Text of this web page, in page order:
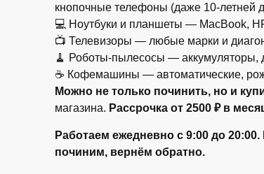
кнопочные телефоны (даже 10-летней
💻 Ноутбуки и планшеты — MacBook,
📺 Телевизоры — любые марки и
🧹 Роботы-пылесосы — аккумуляторы,
☕ Кофемашины — автоматические,
Можно не только починить, но и
магазина. Рассрочка от 2500 ₽ в
Работаем ежедневно с 9:00 до 20:00.
починим, вернём обратно.